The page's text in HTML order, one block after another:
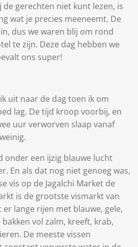
gerechten niet kunt lezen, is
wat je precies meeneemt. De
dus we waren blij om rond
te zijn. Deze dag hebben we
ons super!
uit naar de dag toen ik om
lag. De tijd kroop voorbij, en
uur verworven slaap vanaf
onder een ijzig blauwe lucht
En als dat nog niet genoeg was,
vis op de Jagalchi Market de
is de grootste vismarkt van
lange rijen met blauwe, gele,
vol zalm, kreeft, krab,
De meeste vissen